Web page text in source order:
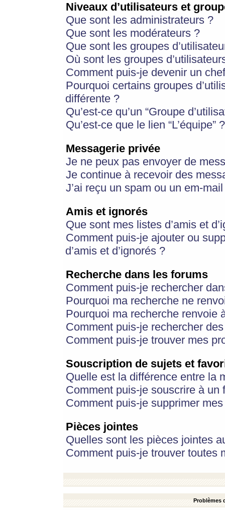
Niveaux d’utilisateurs et
Que sont les administrateurs ?
Que sont les modérateurs ?
Que sont les groupes
Où sont les groupes
Comment puis-je devenir un
Pourquoi certains groupes
différente ?
Qu’est-ce qu’un “Groupe
Qu’est-ce que le lien “L’équipe” ?
Messagerie privée
Je ne peux pas envoyer de
Je continue à recevoir des
J’ai reçu un spam ou un em-
Amis et ignorés
Que sont mes listes d’amis et
Comment puis-je ajouter ou
d’amis et d’ignorés ?
Recherche dans les forums
Comment puis-je rechercher
Pourquoi ma recherche ne
Pourquoi ma recherche renvoie
Comment puis-je rechercher
Comment puis-je trouver mes
Souscription de sujets et
Quelle est la différence entre la
Comment puis-je souscrire à
Comment puis-je supprimer
Pièces jointes
Quelles sont les pièces jointes
Comment puis-je trouver toutes
Problèmes